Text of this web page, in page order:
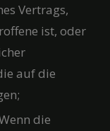
Vertrags,
ist, oder
auf die
die